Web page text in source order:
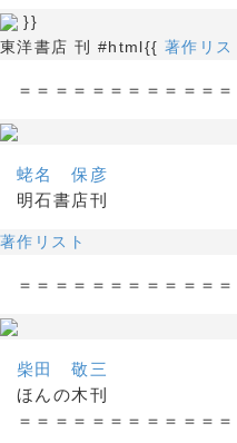
}} [[久
東洋書店 刊 #html{{ 著作リス
＝＝＝＝＝＝＝＝＝＝＝＝
蛯名 保彦
明石書店刊
著作リスト
＝＝＝＝＝＝＝＝＝＝＝＝
柴田 敬三
ほんの木刊
＝＝＝＝＝＝＝＝＝＝＝＝